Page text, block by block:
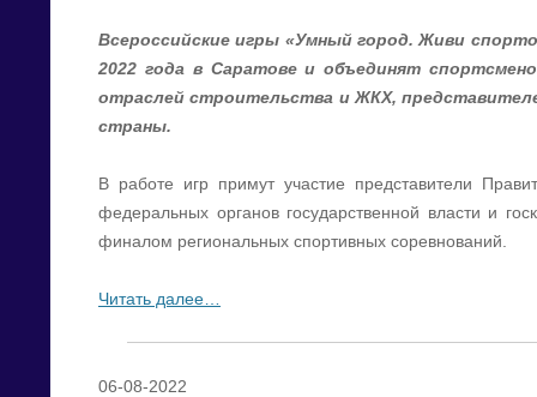
Всероссийские игры «Умный город. Живи
2022 года в Саратове и объединят
отраслей строительства и ЖКХ,
страны.
В работе игр примут участие представители
федеральных органов государственной власти и
финалом региональных спортивных соревнований.
Читать далее…
06-08-2022